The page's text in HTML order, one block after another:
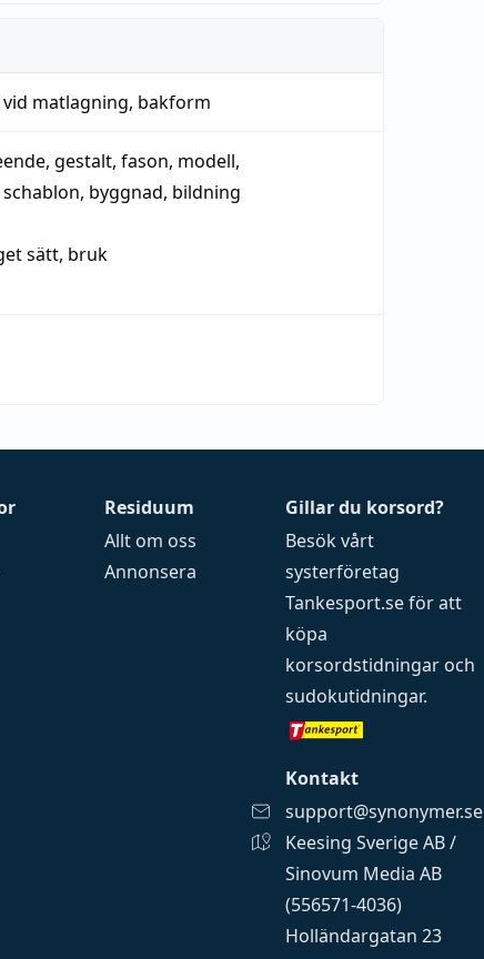
matlagning, bakform
, gestalt, fason, modell,
schablon, byggnad, bildning
sätt, bruk
Residuum
Allt om oss
Annonsera
Gillar du korsord?
Besök vårt
systerföretag
Tankesport.seför att
köpa
korsordstidningar och
sudokutidningar.
Kontakt
support@synonymer.se
Keesing Sverige AB /
Sinovum Media AB
(556571-4036)
Holländargatan 23